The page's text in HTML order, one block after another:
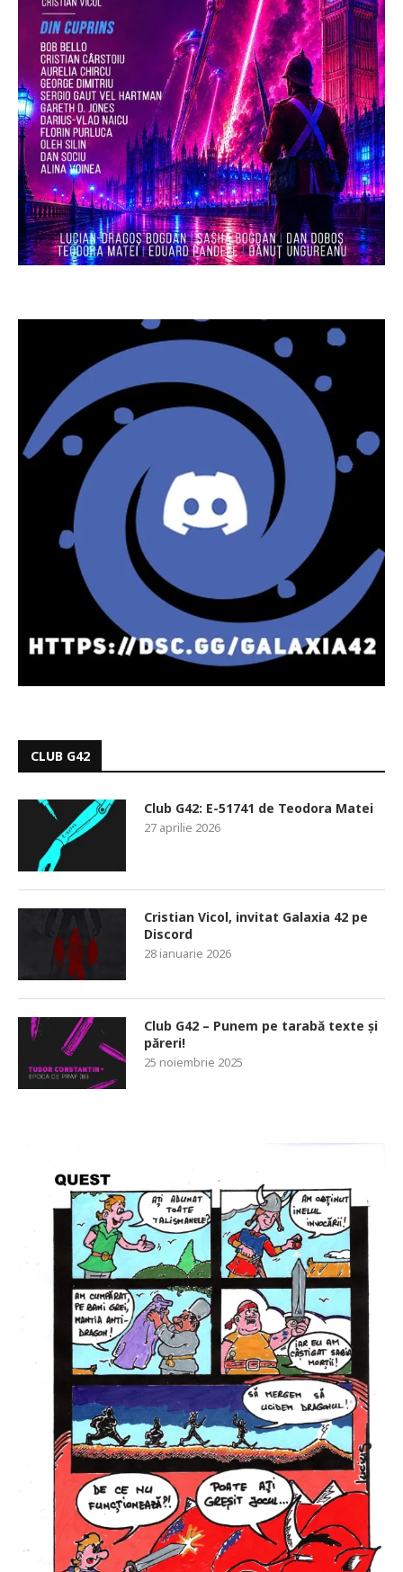
CLUB G42
Club G42: E-51741 de Teodora Matei
27 aprilie 2026
Cristian Vicol, invitat Galaxia 42 pe
Discord
28 ianuarie 2026
Club G42 – Punem pe tarabă texte și
păreri!
25 noiembrie 2025